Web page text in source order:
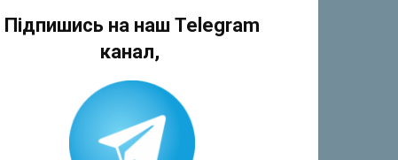
Підпишись на наш Telegram
канал,